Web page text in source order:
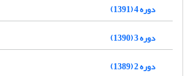
دوره 4 (1391)
دوره 3 (1390)
دوره 2 (1389)